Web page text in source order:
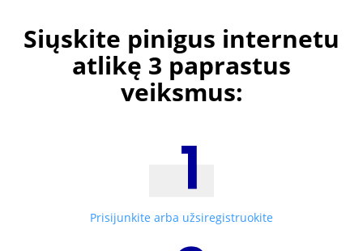
Siųskite pinigus internetu
atlikę 3 paprastus
veiksmus:
Prisijunkite arba užsiregistruokite